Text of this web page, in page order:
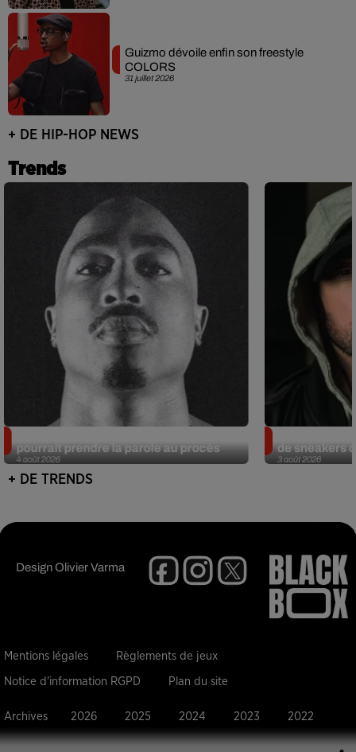
31 juillet 2026
Guizmo dévoile enfin son freestyle
COLORS
+ DE HIP-HOP NEWS
Trends
4 août 2026
pourrait prendre la parole au procès
3 août 2026
de sneakers
+ DE TRENDS
DesignOlivier Varma
Mentions légales Règlements de jeux
Notice d'information RGPD Plan du site
Archives 2026 2025 2024 2023 2022